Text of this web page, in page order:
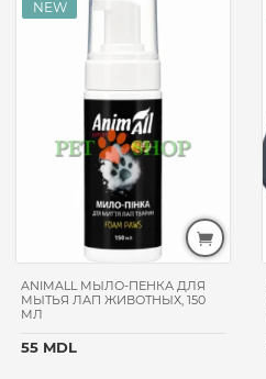
ANIMALL МЫЛО-ПЕНКА ДЛЯ
МЫТЬЯ ЛАП ЖИВОТНЫХ, 150
МЛ
55 MDL